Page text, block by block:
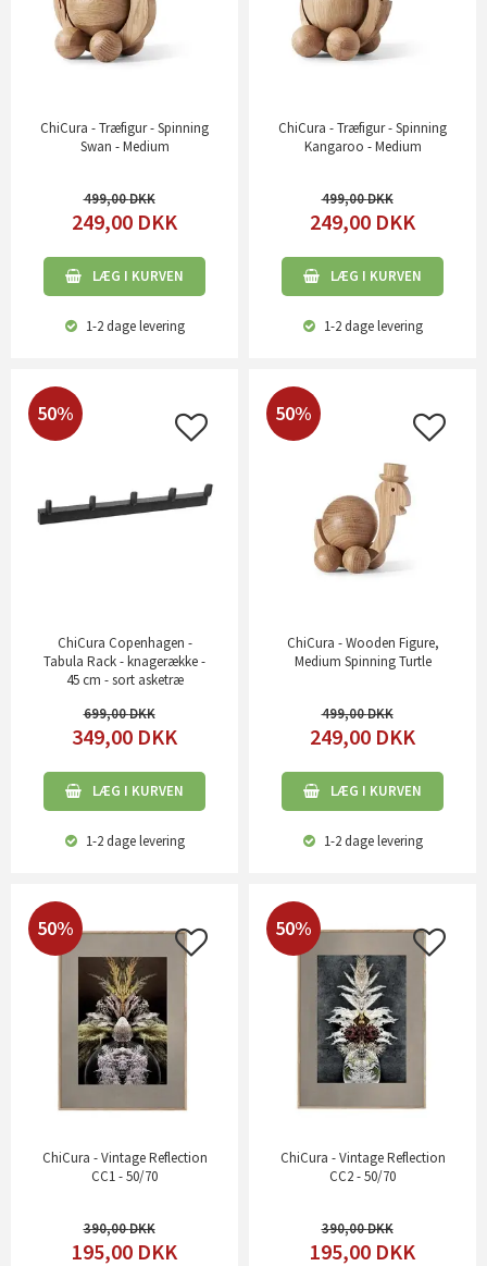
ChiCura - Træfigur - Spinning
Swan - Medium
499,00
249,00 DKK
LÆG I KURVEN
1-2 dagelevering
ChiCura - Træfigur - Spinning
Kangaroo - Medium
499,00
249,00 DKK
LÆG I KURVEN
1-2 dagelevering
50%
ChiCura Copenhagen -
Tabula Rack - knagerække -
45 cm - sort asketræ
699,00
349,00 DKK
LÆG I KURVEN
1-2 dagelevering
50%
ChiCura - Wooden Figure,
Medium Spinning Turtle
499,00
249,00 DKK
LÆG I KURVEN
1-2 dagelevering
50%
ChiCura - Vintage Reflection
CC1 - 50/70
390,00
195,00 DKK
50%
ChiCura - Vintage Reflection
CC2 - 50/70
390,00
195,00 DKK